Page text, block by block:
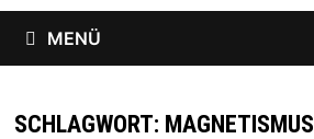
MENÜ
SCHLAGWORT: MAGNETISMUS